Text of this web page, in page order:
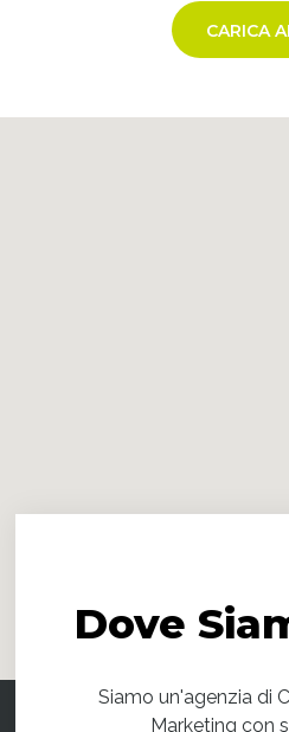
CARICA
Dove
Siamo un'agenzia di
Marketing con